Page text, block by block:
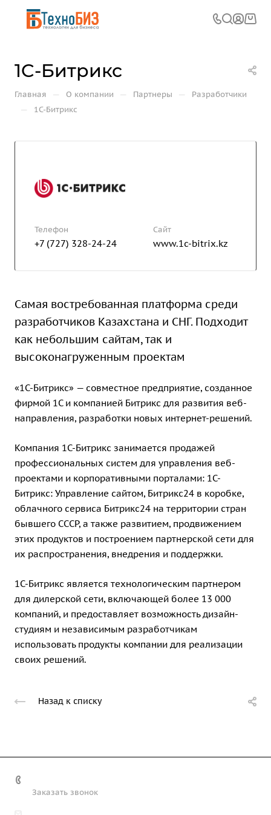
1C-Битрикс
Главная — О компании — Партнеры — Разработчики
— 1C-Битрикс
Телефон
+7 (727) 328-24-24
Сайт
www.1c-bitrix.kz
Cамая востребованная платформа среди
разработчиков Казахстана и СНГ. Подходит
как небольшим сайтам, так и
высоконагруженным проектам
«1С-Битрикс» — совместное предприятие, созданное
фирмой 1С и компанией Битрикс для развития веб-
направления, разработки новых интернет-решений.
Компания 1С-Битрикс занимается продажей
профессиональных систем для управления веб-
проектами и корпоративными порталами: 1С-
Битрикс: Управление сайтом, Битрикс24 в коробке,
облачного сервиса Битрикс24 на территории стран
бывшего СССР, а также развитием, продвижением
этих продуктов и построением партнерской сети для
их распространения, внедрения и поддержки.
1С-Битрикс является технологическим партнером
для дилерской сети, включающей более 13 000
компаний, и предоставляет возможность дизайн-
студиям и независимым разработчикам
использовать продукты компании для реализации
своих решений.
Назад к списку
Заказать звонок